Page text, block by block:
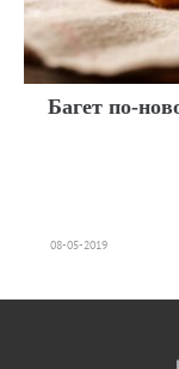
Багет по-
08-05-2019